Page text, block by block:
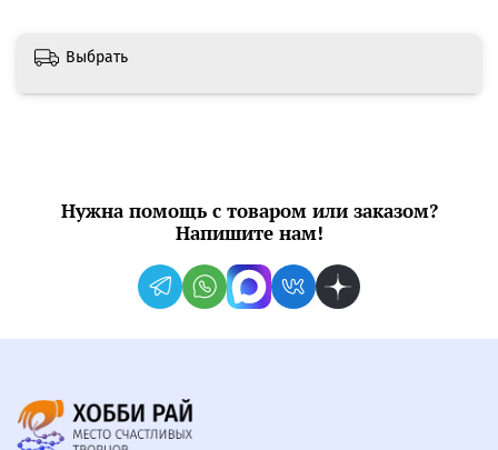
Выбрать
Нужна помощь с товаром или заказом?
Напишите нам!